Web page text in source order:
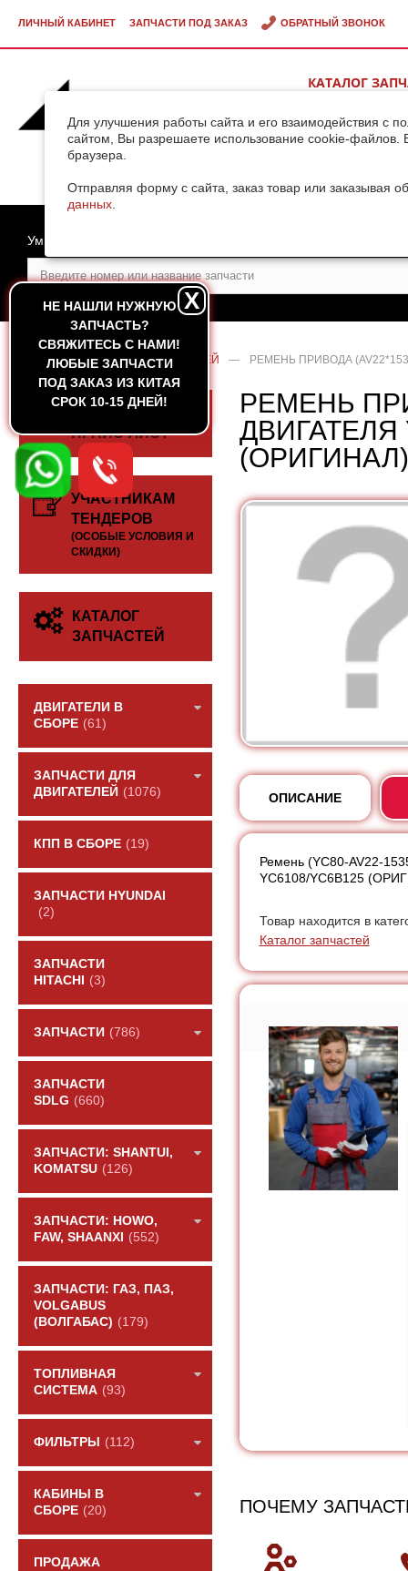
Для улучшения работы сайта и его взаимодействия с
сайтом, Вы разрешаете использование cookie-файлов.
браузера.
Отправляя форму с сайта, заказ товар или заказывая
данных
ЛИЧНЫЙ КАБИНЕТ ЗАПЧАСТИ ПОД ЗАКАЗ ОБРАТНЫЙ ЗВОНОК
КАТАЛОГ
НЕ НАШЛИ НУЖНУЮ
ЗАПЧАСТЬ?
CВЯЖИТЕСЬ С НАМИ!
ЛЮБЫЕ ЗАПЧАСТИ
ПОД ЗАКАЗ ИЗ КИТАЯ
СРОК 10-15 ДНЕЙ!
X
Умный поиск
ГЛАВНАЯ — КАТАЛОГ ЗАПЧАСТЕЙ — РЕМЕНЬ ПРИВОДА
СКАЧАТЬ
ПРАЙС-ЛИСТ
УЧАСТНИКАМ
ТЕНДЕРОВ
(ОСОБЫЕ УСЛОВИЯ И
СКИДКИ)
КАТАЛОГ
ЗАПЧАСТЕЙ
ДВИГАТЕЛИ В
СБОРЕ (61)
ЗАПЧАСТИ ДЛЯ
ДВИГАТЕЛЕЙ (1076)
КПП В СБОРЕ (19)
ЗАПЧАСТИ HYUNDAI
(2)
ЗАПЧАСТИ
HITACHI
(3)
ЗАПЧАСТИ (786)
ЗАПЧАСТИ
SDLG (660)
ЗАПЧАСТИ: SHANTUI,
KOMATSU (126)
ЗАПЧАСТИ: HOWO,
FAW, SHAANXI
(552)
ЗАПЧАСТИ: ГАЗ, ПАЗ,
VOLGABUS
(ВОЛГАБАС) (179)
ТОПЛИВНАЯ
СИСТЕМА (93)
ФИЛЬТРЫ (112)
КАБИНЫ В
СБОРЕ (20)
ПРОДАЖА
РЕМЕНЬ
ДВИГАТЕЛЯ
(ОРИГИНАЛ)
ОПИСАНИЕ
Ремень (YC80-AV22-
YC6108/YC6B125
Товар находится в
Каталог запчастей
ПОЧЕМУ